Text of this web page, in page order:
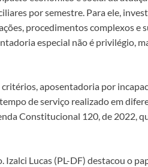
por semestre. Para ele,
procedimentos complexos e
especial não é privilégio,
aposentadoria por
de serviço realizado em
Constitucional 120, de 2022,
Lucas (PL-DF) destacou o